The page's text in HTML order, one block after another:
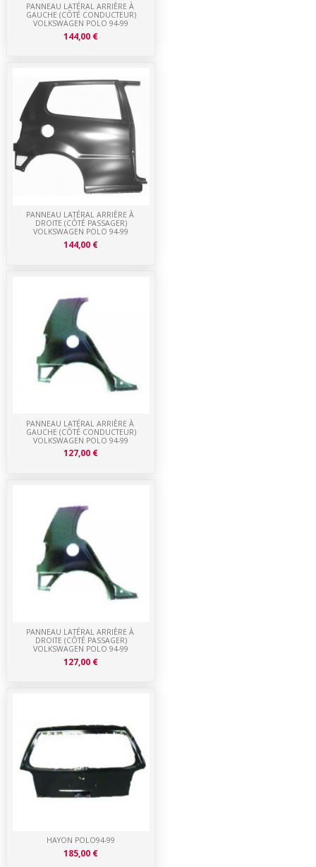
HAYON POLO94-99
185,00 €
PANNEAU LATÉRAL ARRIÈRE À
DROITE (CÔTÉ PASSAGER)
VOLKSWAGEN POLO 94-99
127,00 €
PANNEAU LATÉRAL ARRIÈRE À
GAUCHE (CÔTÉ CONDUCTEUR)
VOLKSWAGEN POLO 94-99
127,00 €
PANNEAU LATÉRAL ARRIÈRE À
DROITE (CÔTÉ PASSAGER)
VOLKSWAGEN POLO 94-99
144,00 €
PANNEAU LATÉRAL ARRIÈRE À
GAUCHE (CÔTÉ CONDUCTEUR)
VOLKSWAGEN POLO 94-99
144,00 €